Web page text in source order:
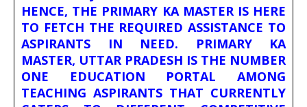
HENCE, THE PRIMARY KA MASTER IS HERE
TO FETCH THE REQUIRED ASSISTANCE TO
ASPIRANTS IN NEED. PRIMARY KA
MASTER, UTTAR PRADESH IS THE NUMBER
ONE EDUCATION PORTAL AMONG
TEACHING ASPIRANTS THAT CURRENTLY